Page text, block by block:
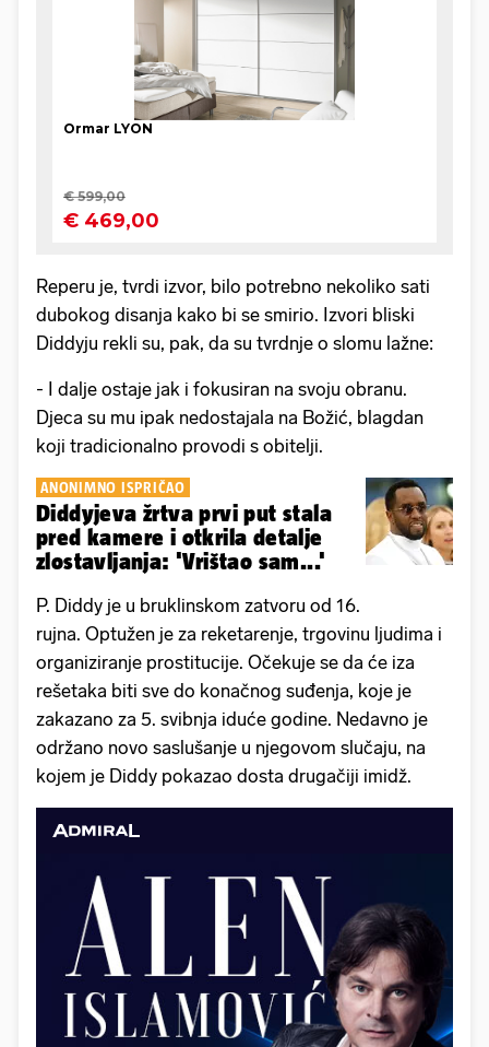
Reperu je, tvrdi izvor, bilo potrebno nekoliko sati
dubokog disanja kako bi se smirio. Izvori bliski
Diddyju rekli su, pak, da su tvrdnje o slomu lažne:
- I dalje ostaje jak i fokusiran na svoju obranu.
Djeca su mu ipak nedostajala na Božić, blagdan
koji tradicionalno provodi s obitelji.
ANONIMNO ISPRIČAO
Diddyjeva žrtva prvi put stala
pred kamere i otkrila detalje
zlostavljanja: 'Vrištao sam...'
P. Diddy je u bruklinskom zatvoru od 16.
rujna. Optužen je za reketarenje, trgovinu ljudima i
organiziranje prostitucije. Očekuje se da će iza
rešetaka biti sve do konačnog suđenja, koje je
zakazano za 5. svibnja iduće godine. Nedavno je
održano novo saslušanje u njegovom slučaju, na
kojem je Diddy pokazao dosta drugačiji imidž.